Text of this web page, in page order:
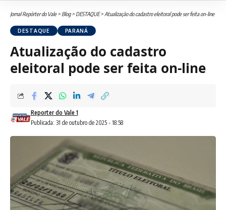
Jornal Repórter do Vale> Blog> DESTAQUE>Atualização do cadastro eleitoral pode ser feita on-line
DESTAQUE PARANÁ
Atualização do cadastro
eleitoral pode ser feita on-line
Publicada: 31 de outubro de 2025 - 18:58
Reporter do Vale 1